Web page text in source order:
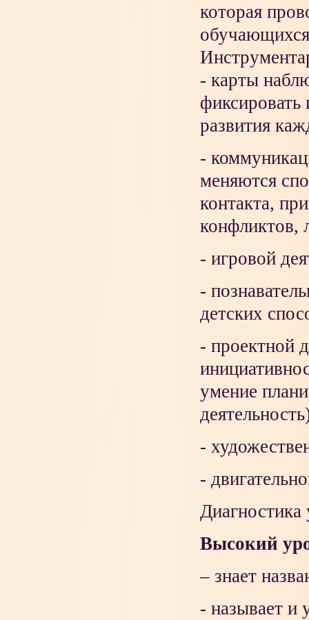
которая
обучающихся
- карты
развития
-
меняются
контакта,
конфликтов,
- игровой
-
детских
- проектной
умение
-
-
Диагностика
Высокий
– знает
- называет и